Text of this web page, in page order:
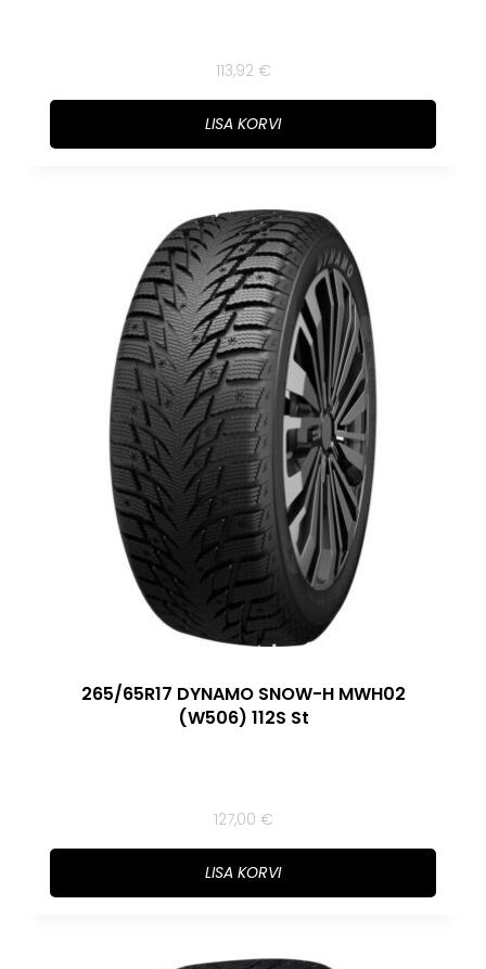
113,92 €
LISA KORVI
265/65R17 DYNAMO SNOW-H MWH02
(W506) 112S St
127,00 €
LISA KORVI